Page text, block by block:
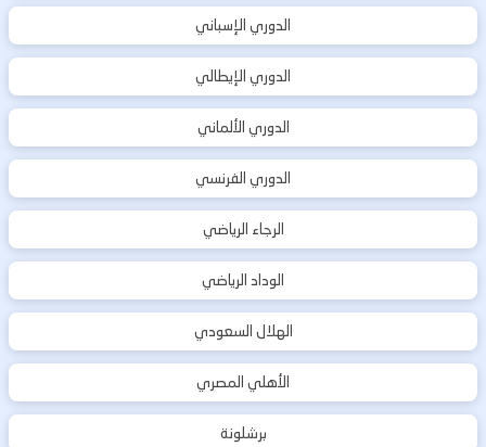
الدوري الإسباني
الدوري الإيطالي
الدوري الألماني
الدوري الفرنسي
الرجاء الرياضي
الوداد الرياضي
الهلال السعودي
الأهلي المصري
برشلونة